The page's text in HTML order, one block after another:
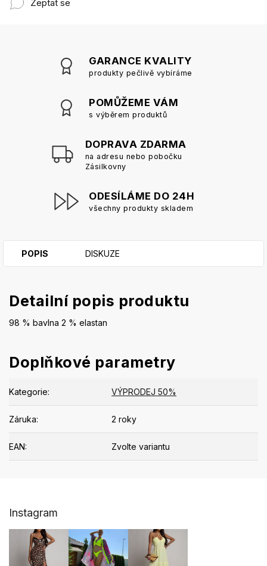
Zeptat se
GARANCE KVALITY
produkty pečlivě vybíráme
POMŮŽEME VÁM
s výběrem produktů
DOPRAVA ZDARMA
na adresu nebo pobočku
Zásilkovny
ODESÍLÁME DO 24H
všechny produkty skladem
POPIS DISKUZE
Detailní popis produktu
98 % bavlna 2 % elastan
Doplňkové parametry
Kategorie: VÝPRODEJ 50%
Záruka: 2 roky
EAN: Zvolte variantu
Instagram